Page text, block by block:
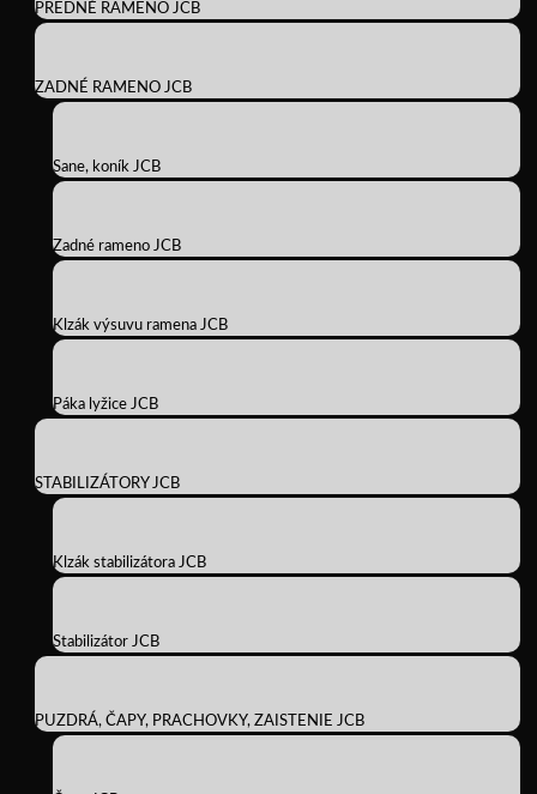
PREDNÉ RAMENO JCB
ZADNÉ RAMENO JCB
Sane, koník JCB
Zadné rameno JCB
Klzák výsuvu ramena JCB
Páka lyžice JCB
STABILIZÁTORY JCB
Klzák stabilizátora JCB
Stabilizátor JCB
PUZDRÁ, ČAPY, PRACHOVKY, ZAISTENIE JCB